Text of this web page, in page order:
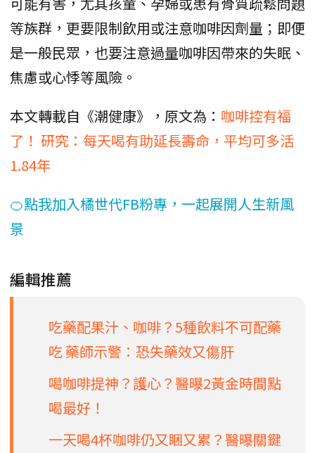
等族群，更要限制飲用或注意咖啡因劑量；即便
是一般民眾，也要注意過量咖啡因帶來的失眠、
焦慮或心悸等風險。
本文轉載自《潮健康》，原文為： 咖啡控有福
了！ 研究：每天喝有助延長壽命，平均可多活
1.84年
🍊點我加入橘世代FB粉專，一起展開人生新風
景
編輯推薦
吃藥配果汁、咖啡？5種飲料不可配藥
吃 藥師示警：恐失藥效又傷肝
喝咖啡提神？護心？醫曝2黃金時間點
喝最好！
一天喝4杯咖啡仍又睏又累？醫曝關鍵